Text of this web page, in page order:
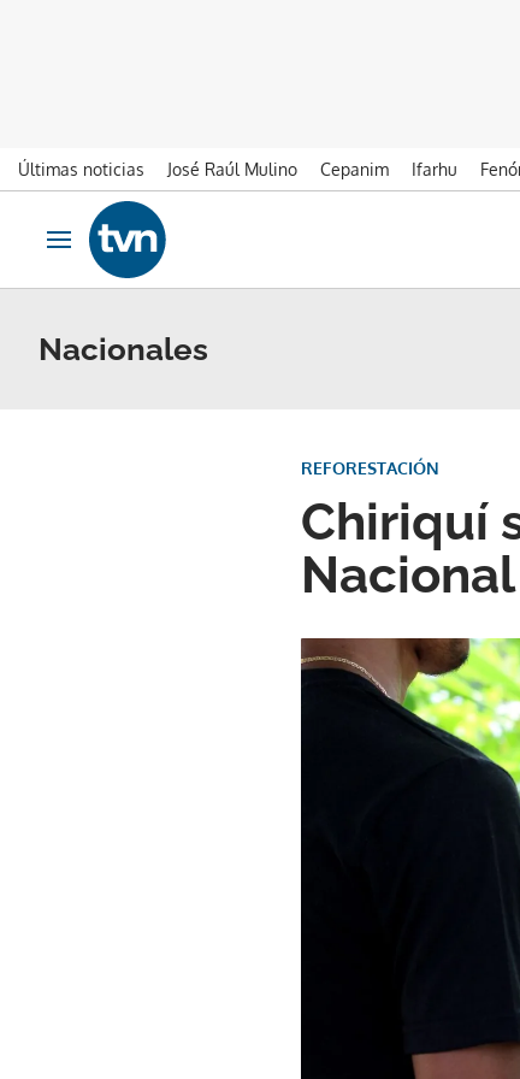
Últimas noticias José Raúl Mulino Cepanim Ifarhu
Ir al contenido
Obrir navegació
Nacionales
Chiriquí
REFORESTACIÓN